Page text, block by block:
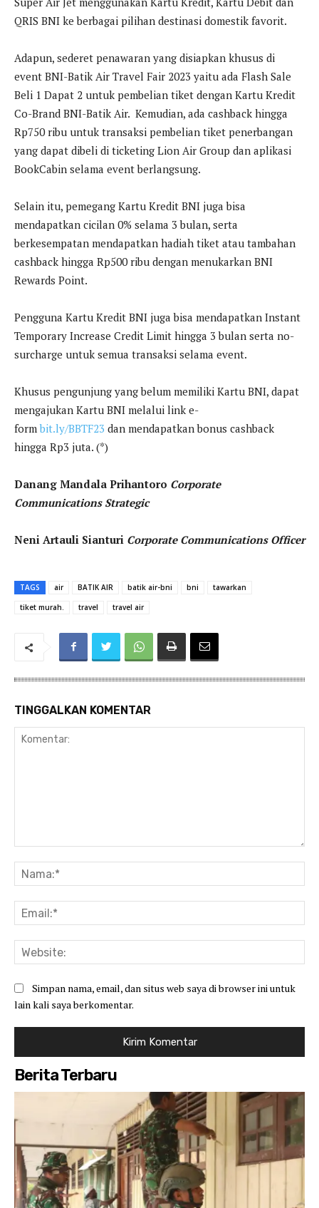
QRIS BNI ke berbagai pilihan destinasi domestik favorit.
Adapun, sederet penawaran yang disiapkan khusus di
event BNI-Batik Air Travel Fair 2023 yaitu ada Flash Sale
Beli 1 Dapat 2 untuk pembelian tiket dengan Kartu Kredit
Co-Brand BNI-Batik Air. Kemudian, ada cashback hingga
Rp750 ribu untuk transaksi pembelian tiket penerbangan
yang dapat dibeli di ticketing Lion Air Group dan aplikasi
BookCabin selama event berlangsung.
Selain itu, pemegang Kartu Kredit BNI juga bisa
mendapatkan cicilan 0% selama 3 bulan, serta
berkesempatan mendapatkan hadiah tiket atau tambahan
cashback hingga Rp500 ribu dengan menukarkan BNI
Rewards Point.
Pengguna Kartu Kredit BNI juga bisa mendapatkan Instant
Temporary Increase Credit Limit hingga 3 bulan serta no-
surcharge untuk semua transaksi selama event.
Khusus pengunjung yang belum memiliki Kartu BNI, dapat
mengajukan Kartu BNI melalui link e-
formbit.ly/BBTF23 dan mendapatkan bonus cashback
hingga Rp3 juta. (*)
Danang Mandala Prihantoro Corporate
Communications Strategic
Neni Artauli Sianturi Corporate Communications Officer
TAGS air BATIK AIR batik air-bni bni
tawarkan
tiket murah.
travel travel air
TINGGALKAN KOMENTAR
Simpan nama, email, dan situs web saya di browser ini untuk
lain kali saya berkomentar.
Berita Terbaru